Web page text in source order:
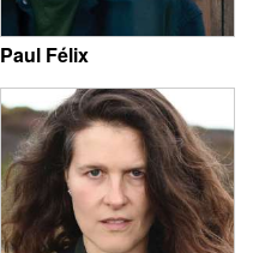
Paul Félix